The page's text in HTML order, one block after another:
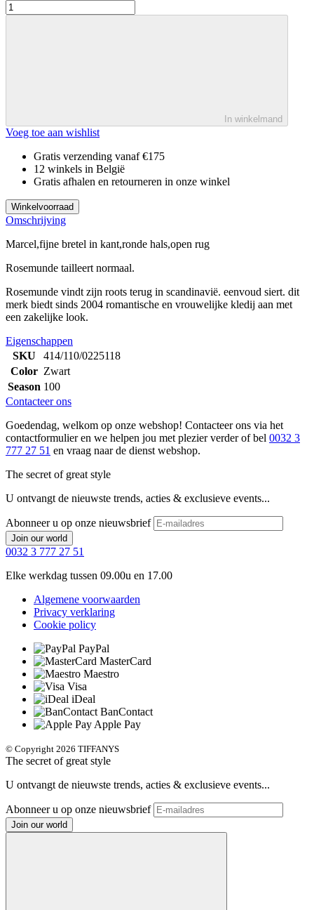
In winkelmand
Voeg toe aan wishlist
Gratis verzending vanaf €175
12 winkels in België
Gratis afhalen en retourneren in onze winkel
Winkelvoorraad
Omschrijving
Marcel,fijne bretel in kant,ronde hals,open rug
Rosemunde tailleert normaal.
Rosemunde vindt zijn roots terug in scandinavië. eenvoud siert. dit
merk biedt sinds 2004 romantische en vrouwelijke kledij aan met
een zakelijke look.
Eigenschappen
SKU
414/110/0225118
Color Zwart
Season 100
Contacteer ons
Goedendag, welkom op onze webshop! Contacteer ons via het
contactformulier en we helpen jou met plezier verder of bel 0032 3
777 27 51 en vraag naar de dienst webshop.
The secret of great style
U ontvangt de nieuwste trends, acties & exclusieve events...
Abonneer u op onze nieuwsbrief
Join our world
0032 3 777 27 51
Elke werkdag tussen 09.00u en 17.00
Algemene voorwaarden
Privacy verklaring
Cookie policy
PayPal
MasterCard
Maestro
Visa
iDeal
BanContact
Apple Pay
© Copyright 2026 TIFFANYS
The secret of great style
U ontvangt de nieuwste trends, acties & exclusieve events...
Abonneer u op onze nieuwsbrief
Join our world